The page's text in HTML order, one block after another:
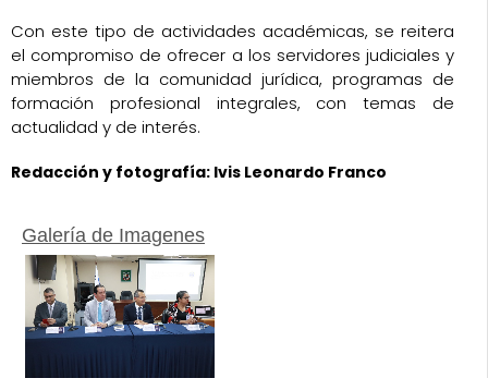
Con este tipo de actividades académicas, se reitera
el compromiso de ofrecer a los servidores judiciales y
miembros de la comunidad jurídica, programas de
formación profesional integrales, con temas de
actualidad y de interés.
Redacción y fotografía: Ivis Leonardo Franco
Galería de Imagenes